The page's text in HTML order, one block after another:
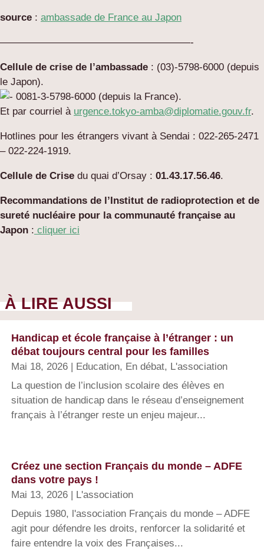
source : ambassade de France au Japon
———————————————————-
Cellule de crise de l’ambassade : (03)-5798-6000 (depuis
le Japon).
0081-3-5798-6000 (depuis la France).
Et par courriel à urgence.tokyo-amba@diplomatie.gouv.fr.
Hotlines pour les étrangers vivant à Sendai : 022-265-2471
– 022-224-1919.
Cellule de Crise du quai d’Orsay : 01.43.17.56.46.
Recommandations de l’Institut de radioprotection et de
sureté nucléaire pour la communauté française au
Japon : cliquer ici
À LIRE AUSSI
Handicap et école française à l’étranger : un
débat toujours central pour les familles
Mai 18, 2026 Education, En débat, L'association
La question de l’inclusion scolaire des élèves en
situation de handicap dans le réseau d’enseignement
français à l’étranger reste un enjeu majeur...
Créez une section Français du monde – ADFE
dans votre pays !
Mai 13, 2026
L'association
Depuis 1980, l'association Français du monde – ADFE
agit pour défendre les droits, renforcer la solidarité et
faire entendre la voix des Françaises...